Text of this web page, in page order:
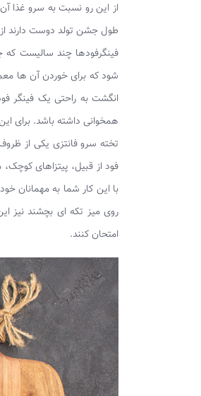
از این رو نسبت به سرو غذا
طول جشن تولد دوست دارند
فینگرفودها چند سالیست
شود که برای خوردن آن ها
انگشت به راحتی یک فینگر
همخوانی داشته باشد. برای
تخته سرو فانتزی یکی از
فود از قبیل، پیتزاهای
با این کار شما به مهمانان
روی میز تکه ای بچشند نیز
امتحان کنند.